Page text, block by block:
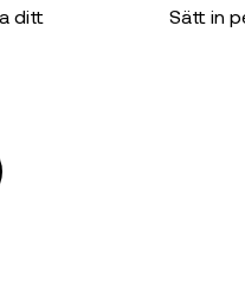
ditt
Sätt in